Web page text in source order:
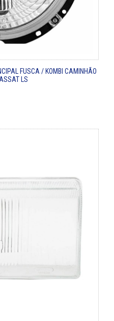
FUSCA / KOMBI CAMINHÃO
LS